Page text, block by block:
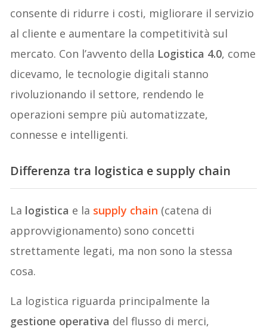
consente di ridurre i costi, migliorare il servizio
al cliente e aumentare la competitività sul
mercato. Con l’avvento della Logistica 4.0, come
dicevamo, le tecnologie digitali stanno
rivoluzionando il settore, rendendo le
operazioni sempre più automatizzate,
connesse e intelligenti.
Differenza tra logistica e supply chain
La logistica e la supply chain (catena di
approvvigionamento) sono concetti
strettamente legati, ma non sono la stessa
cosa.
La logistica riguarda principalmente la
gestione operativa del flusso di merci,